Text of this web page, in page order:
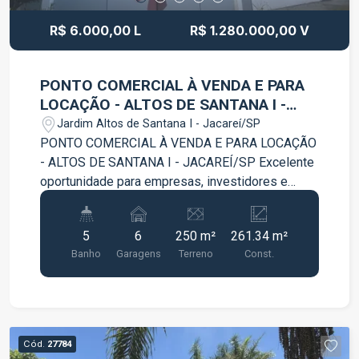
R$ 6.000,00 L R$ 1.280.000,00 V
PONTO COMERCIAL À VENDA E PARA
LOCAÇÃO - ALTOS DE SANTANA I -
JACAREÍ/SP
Jardim Altos de Santana I - Jacareí/SP
PONTO COMERCIAL À VENDA E PARA LOCAÇÃO
- ALTOS DE SANTANA I - JACAREÍ/SP Excelente
oportunidade para empresas, investidores e
empreendedores que buscam um imóvel
comercial amplo, estruturado e com localização
estratégica. Localizado em avenida de grande
movimento, com alto fluxo de pessoas e
veículos, este ponto comercial oferece excelente
lojas, prestadores de serviços e muito mais. Com
uma estrutura completa, o imóvel conta com
5
Banho
6
Garagens
250 m²
Terreno
261.34 m²
Const.
Cód. 27784